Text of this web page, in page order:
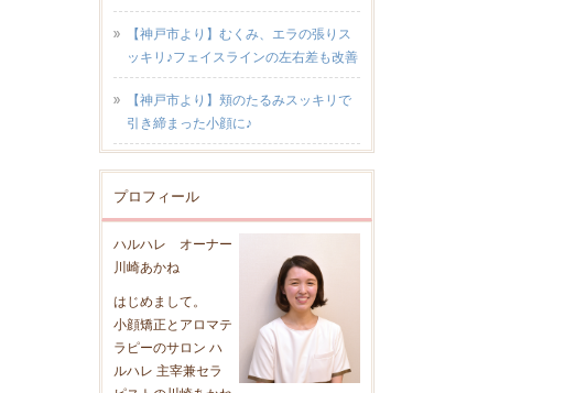
【神戸市より】むくみ、エラの張りス
ッキリ♪フェイスラインの左右差も改善
【神戸市より】頬のたるみスッキリで
引き締まった小顔に♪
プロフィール
ハルハレ オーナー
川崎あかね
はじめまして。
小顔矯正とアロマテ
ラピーのサロン ハ
ルハレ 主宰兼セラ